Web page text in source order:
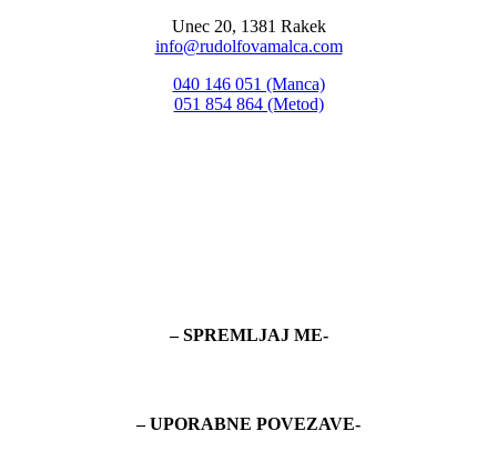
Unec 20, 1381 Rakek
info@rudolfovamalca.com
040 146 051 (Manca)
051 854 864 (Metod)
– SPREMLJAJ ME-
– UPORABNE POVEZAVE-